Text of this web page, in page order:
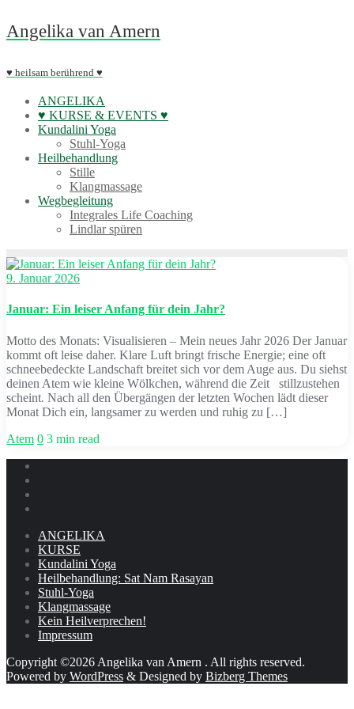
Skip
to
Angelika van Amern
♥ heilsam berührend ♥
ANGELIKA
♥ KURSE & EVENTS ♥
Kundalini Yoga
Stuhl-Yoga
Heilbehandlung
Stille
Klangmassage
Wegbegleitung
Integrales Life Coaching
Lindlar spüren
9. Januar 2026
Januar: Ein leiser Anfang für dein Jahr?
Motto des Monats: Visualisieren – Mein neues Jahr 2026 Der Januar
kommt oft leise daher. Klare Luft bringt frische Energie; eine oft
schneebedeckte Landschaft breitet sich vor dem Auge aus. Du siehst
deinen Atem wie kleine Wölkchen, während die Zeit stillzustehen
scheint. Nach all den Übergängen der letzten Wochen lädt dieser
Monat Dich ein, langsamer zu werden und ruhig zu […]
Atem 0 3 min read
ANGELIKA
KURSE
Kundalini Yoga
Heilbehandlung: Sat Nam Rasayan
Stuhl-Yoga
Klangmassage
Kein Heilverprechen!
Impressum
Copyright ©2026 Angelika van Amern . All rights reserved.
Powered by WordPress & Designed by Bizberg Themes